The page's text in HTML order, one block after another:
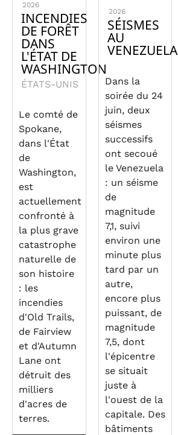
2026
INCENDIES
DE FORÊT
DANS
L'ÉTAT DE
WASHINGTON
ÉTATS-UNIS
Le comté de
Spokane,
dans l'État
de
Washington,
est
actuellement
confronté à
la plus grave
catastrophe
naturelle de
son histoire
: les
incendies
d'Old Trails,
de Fairview
et d'Autumn
Lane ont
détruit des
milliers
d'acres de
terres.
2026
SÉISMES
AU
VENEZUELA
Dans la
soirée du 24
juin, deux
séismes
successifs
ont secoué
le Venezuela
: un séisme
de
magnitude
7,1, suivi
environ une
minute plus
tard par un
autre,
encore plus
puissant, de
magnitude
7,5, dont
l'épicentre
se situait
juste à
l'ouest de la
capitale. Des
bâtiments